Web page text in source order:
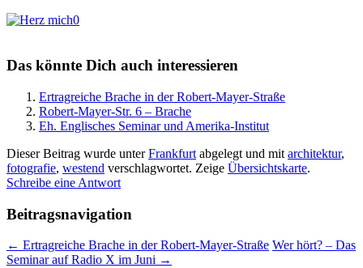
0
Das könnte Dich auch interessieren
Ertragreiche Brache in der Robert-Mayer-Straße
Robert-Mayer-Str. 6 – Brache
Eh. Englisches Seminar und Amerika-Institut
Dieser Beitrag wurde unterFrankfurt abgelegt und mit architektur,
fotografie, westend verschlagwortet. Zeige Übersichtskarte.
Schreibe eine Antwort
Beitragsnavigation
← Ertragreiche Brache in der Robert-Mayer-Straße Wer hört? – Das
Seminar auf Radio X im Juni →